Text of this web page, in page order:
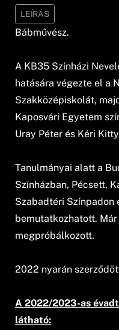
LEÍRÁS
Bábművész.
A KB35 Színházi
hatására végezte el a
Szakközépiskolát,
Kaposvári Egyetem
Uray Péter és Kéri
Tanulmányai alatt a
Színházban, Pécsett,
Szabadtéri Színpadon
bemutatkozhatott.
megpróbálkozott.
2022 nyarán
A 2022/2023-as
látható: